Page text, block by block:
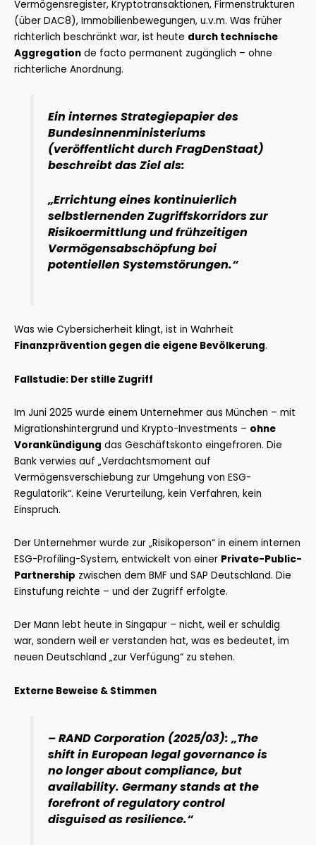
Vermögensregister, Kryptotransaktionen, Firmenstrukturen
(über DAC8), Immobilienbewegungen, u.v.m. Was früher
richterlich beschränkt war, ist heute durch technische
Aggregation de facto permanent zugänglich – ohne
richterliche Anordnung.
Ein internes Strategiepapier des
Bundesinnenministeriums
(veröffentlicht durch FragDenStaat)
beschreibt das Ziel als:
„Errichtung eines kontinuierlich
selbstlernenden Zugriffskorridors zur
Risikoermittlung und frühzeitigen
Vermögensabschöpfung bei
potentiellen Systemstörungen.“
Was wie Cybersicherheit klingt, ist in Wahrheit
Finanzprävention gegen die eigene Bevölkerung.
Fallstudie: Der stille Zugriff
Im Juni 2025 wurde einem Unternehmer aus München – mit
Migrationshintergrund und Krypto-Investments – ohne
Vorankündigung das Geschäftskonto eingefroren. Die
Bank verwies auf „Verdachtsmoment auf
Vermögensverschiebung zur Umgehung von ESG-
Regulatorik“. Keine Verurteilung, kein Verfahren, kein
Einspruch.
Der Unternehmer wurde zur „Risikoperson“ in einem internen
ESG-Profiling-System, entwickelt von einer Private-Public-
Partnership zwischen dem BMF und SAP Deutschland. Die
Einstufung reichte – und der Zugriff erfolgte.
Der Mann lebt heute in Singapur – nicht, weil er schuldig
war, sondern weil er verstanden hat, was es bedeutet, im
neuen Deutschland „zur Verfügung“ zu stehen.
Externe Beweise & Stimmen
– RAND Corporation (2025/03): „The
shift in European legal governance is
no longer about compliance, but
availability. Germany stands at the
forefront of regulatory control
disguised as resilience.“